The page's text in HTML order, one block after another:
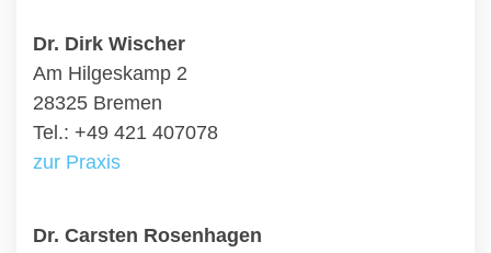
Dr. Dirk Wischer
Am Hilgeskamp 2
28325 Bremen
Tel.: +49 421 407078
zur Praxis
Dr. Carsten Rosenhagen